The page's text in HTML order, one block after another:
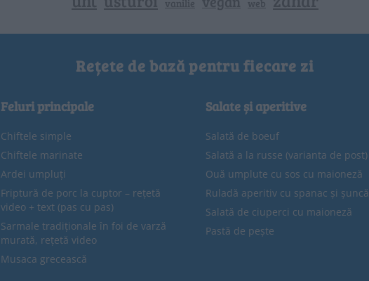
vanilie web
Rețete de bază pentru fiecare zi
Feluri principale
Chiftele simple
Chiftele marinate
Ardei umpluți
Friptură de porc la cuptor – rețetă
video + text (pas cu pas)
Sarmale tradiționale în foi de varză
murată, rețetă video
Musaca grecească
Salate și aperitive
Salată de boeuf
Salată a la russe (varianta de post)
Ouă umplute cu sos cu maioneză
Ruladă aperitiv cu spanac și șuncă
Salată de ciuperci cu maioneză
Pastă de pește